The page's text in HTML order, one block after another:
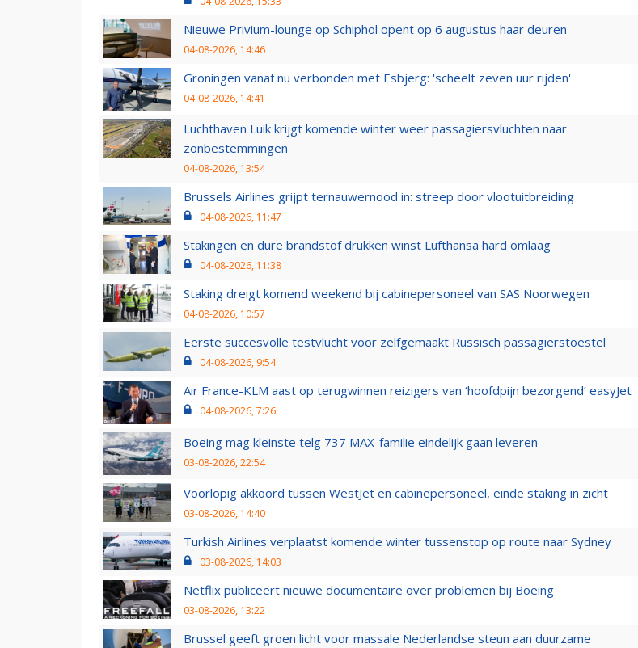
Nieuwe Privium-lounge op Schiphol opent op 6 augustus haar deuren
04-08-2026, 14:46
Groningen vanaf nu verbonden met Esbjerg: 'scheelt zeven uur rijden'
04-08-2026, 14:41
Luchthaven Luik krijgt komende winter weer passagiersvluchten naar
zonbestemmingen
04-08-2026, 13:54
Brussels Airlines grijpt ternauwernood in: streep door vlootuitbreiding
04-08-2026, 11:47
Stakingen en dure brandstof drukken winst Lufthansa hard omlaag
04-08-2026, 11:38
Staking dreigt komend weekend bij cabinepersoneel van SAS Noorwegen
04-08-2026, 10:57
Eerste succesvolle testvlucht voor zelfgemaakt Russisch passagierstoestel
04-08-2026, 9:54
Air France-KLM aast op terugwinnen reizigers van ‘hoofdpijn bezorgend’ easyJet
04-08-2026, 7:26
Boeing mag kleinste telg 737 MAX-familie eindelijk gaan leveren
03-08-2026, 22:54
Voorlopig akkoord tussen WestJet en cabinepersoneel, einde staking in zicht
03-08-2026, 14:40
Turkish Airlines verplaatst komende winter tussenstop op route naar Sydney
03-08-2026, 14:03
Netflix publiceert nieuwe documentaire over problemen bij Boeing
03-08-2026, 13:22
Brussel geeft groen licht voor massale Nederlandse steun aan duurzame